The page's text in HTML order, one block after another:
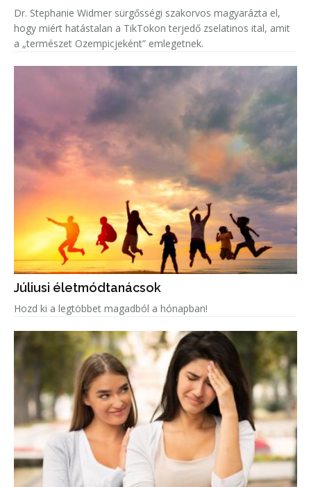
Dr. Stephanie Widmer sürgősségi szakorvos magyarázta el,
hogy miért hatástalan a TikTokon terjedő zselatinos ital, amit
a „természet Ozempicjeként” emlegetnek.
Júliusi életmódtanácsok
Hozd ki a legtöbbet magadból a hónapban!